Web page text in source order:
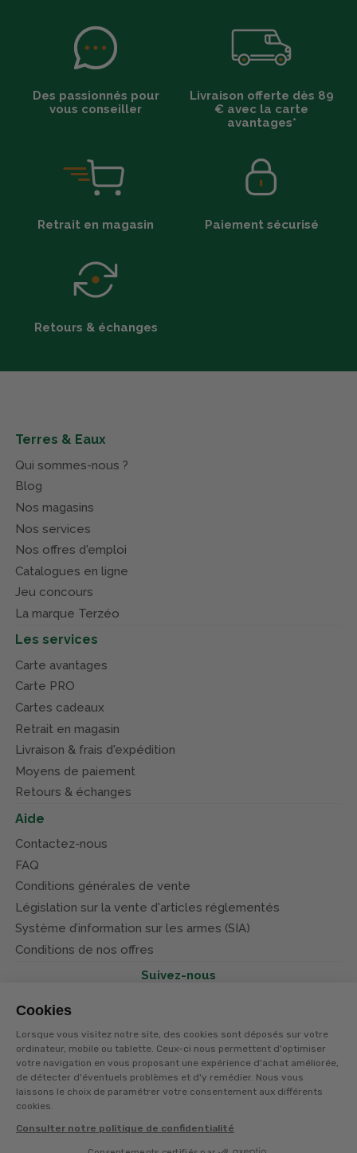
Cookies
Lorsque vous visitez notre site, des cookies sont déposés sur votre
ordinateur, mobile ou tablette. Ceux-ci nous permettent d'optimiser
votre navigation en vous proposant une expérience d'achat améliorée,
de détecter d'éventuels problèmes et d'y remédier. Nous vous
laissons le choix de paramétrer votre consentement aux différents
cookies.
Consulter notre politique de confidentialité
Des passionnés pour
vous conseiller
Livraison offerte dès 89
€ avec la carte
avantages*
Retrait en magasin Paiement sécurisé
Retours & échanges
Terres & Eaux
Qui sommes-nous ?
Blog
Nos magasins
Nos services
Nos offres d'emploi
Catalogues en ligne
Jeu concours
La marque Terzéo
Les services
Carte avantages
Carte PRO
Cartes cadeaux
Retrait en magasin
Livraison & frais d'expédition
Moyens de paiement
Retours & échanges
Aide
Contactez-nous
FAQ
Conditions générales de vente
Législation sur la vente d'articles réglementés
Système d’information sur les armes (SIA)
Conditions de nos offres
Suivez-nous
© Terres et eaux 2026
Politique de confidentialité
Mentions légales
CGV